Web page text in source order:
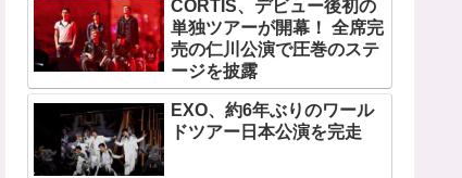
CORTIS、デビュー後初の
単独ツアーが開幕！ 全席完
売の仁川公演で圧巻のステ
ージを披露
EXO、約6年ぶりのワール
ドツアー日本公演を完走